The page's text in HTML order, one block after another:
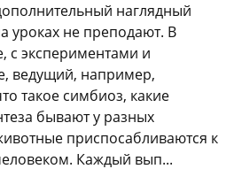
наглядный
уроках не преподают. В
с экспериментами и
ведущий, например,
такое симбиоз, какие
бывают у разных
приспосабливаются к
Каждый вып...